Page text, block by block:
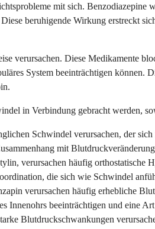
mit sich.
beruhigende Wirkung erstreckt
verursachen. Diese Medikamente
System beeinträchtigen
in Verbindung gebracht werden,
Schwindel verursachen, der
mit
verursachen häufig orthostatische
die sich wie Schwindel
verursachen häufig erhebliche
beeinträchtigen und eine
Blutdruckschwankungen